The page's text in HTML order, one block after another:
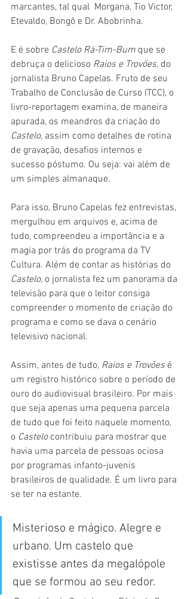
marcantes, tal qual  Morgana, Tio Victor,
Etevaldo, Bongô e Dr. Abobrinha.
E é sobre Castelo Rá-Tim-Bum que se
debruça o delicioso Raios e Trovões, do
jornalista Bruno Capelas. Fruto de seu
Trabalho de Conclusão de Curso (TCC), o
livro-reportagem examina, de maneira
apurada, os meandros da criação do
Castelo, assim como detalhes de rotina
de gravação, desafios internos e
sucesso póstumo. Ou seja: vai além de
um simples almanaque.
Para isso, Bruno Capelas fez entrevistas,
mergulhou em arquivos e, acima de
tudo, compreendeu a importância e a
magia por trás do programa da TV
Cultura. Além de contar as histórias do
Castelo, o jornalista fez um panorama da
televisão para que o leitor consiga
compreender o momento de criação do
programa e como se dava o cenário
televisivo nacional.
Assim, antes de tudo, Raios e Trovões é
um registro histórico sobre o período de
ouro do audiovisual brasileiro. Por mais
que seja apenas uma pequena parcela
de tudo que foi feito naquele momento,
o Castelo contribuiu para mostrar que
havia uma parcela de pessoas ociosa
por programas infanto-juvenis
brasileiros de qualidade. É um livro para
se ter na estante.
Misterioso e mágico. Alegre e
urbano. Um castelo que
existisse antes da megalópole
que se formou ao seu redor.